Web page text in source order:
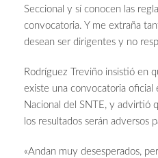
Seccional y sí conocen las
convocatoria. Y me extraña
desean ser dirigentes y no
Rodríguez Treviño insistió en
existe una convocatoria oficial
Nacional del SNTE, y advirtió
los resultados serán adversos
«Andan muy desesperados,